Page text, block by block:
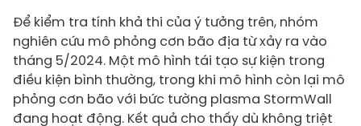
Để kiểm tra tính khả thi của ý tưởng trên, nhóm
nghiên cứu mô phỏng cơn bão địa từ xảy ra vào
tháng 5/2024. Một mô hình tái tạo sự kiện trong
điều kiện bình thường, trong khi mô hình còn lại mô
phỏng cơn bão với bức tường plasma StormWall
đang hoạt động. Kết quả cho thấy dù không triệt